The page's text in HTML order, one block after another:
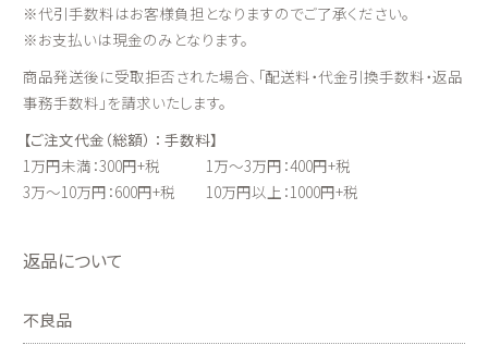
※代引手数料はお客様負担となりますのでご了承ください。
※お支払いは現金のみとなります。
商品発送後に受取拒否された場合、「配送料・代金引換手数料・返品
事務手数料」を請求いたします。
【ご注文代金（総額） ： 手数料】
1万円未満：300円+税 1万～3万円：400円+税
3万～10万円：600円+税 10万円以上：1000円+税
返品について
不良品